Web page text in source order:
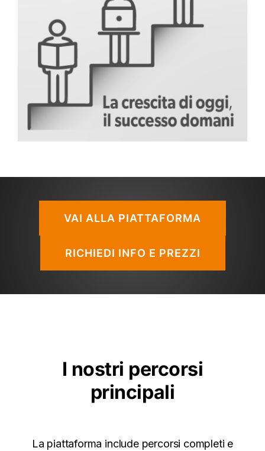
VAI ALLA PIATTAFORMA
RICHIEDI INFO E PREZZI
I nostri percorsi
principali
La piattaforma include percorsi completi e